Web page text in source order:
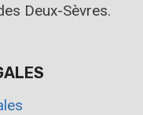
Deux-Sèvres.